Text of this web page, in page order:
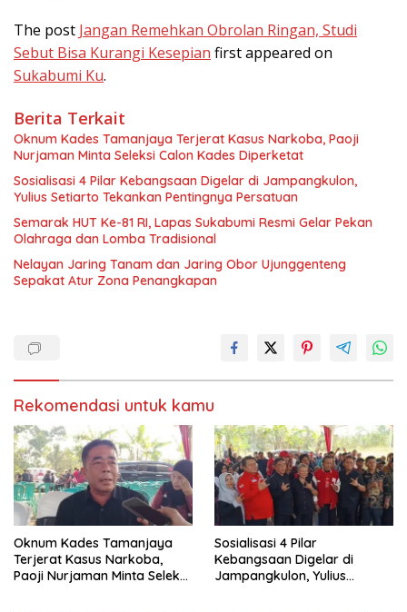
The post Jangan Remehkan Obrolan Ringan, Studi
Sebut Bisa Kurangi Kesepian first appeared on
Sukabumi Ku.
Berita Terkait
Oknum Kades Tamanjaya Terjerat Kasus Narkoba, Paoji
Nurjaman Minta Seleksi Calon Kades Diperketat
Sosialisasi 4 Pilar Kebangsaan Digelar di Jampangkulon,
Yulius Setiarto Tekankan Pentingnya Persatuan
Semarak HUT Ke-81 RI, Lapas Sukabumi Resmi Gelar Pekan
Olahraga dan Lomba Tradisional
Nelayan Jaring Tanam dan Jaring Obor Ujunggenteng
Sepakat Atur Zona Penangkapan
Rekomendasi untuk kamu
Oknum Kades Tamanjaya
Terjerat Kasus Narkoba,
Paoji Nurjaman Minta Seleksi
Sosialisasi 4 Pilar
Kebangsaan Digelar di
Jampangkulon, Yulius